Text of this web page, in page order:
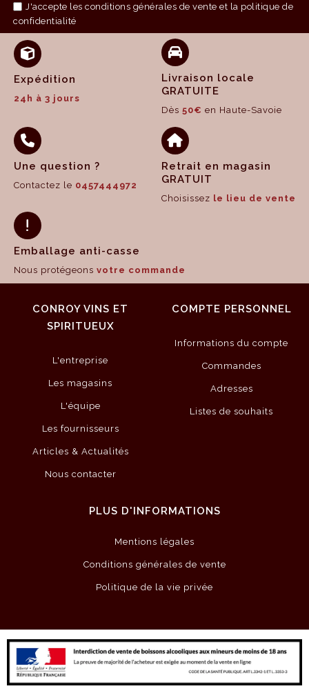
J'accepte les conditions générales de vente et la politique de
confidentialité
Expédition
24h à 3 jours
Livraison locale
GRATUITE
Dès 50€ en Haute-Savoie
Une question ?
Contactez le 0457444972
Retrait en magasin
GRATUIT
Choisissez le lieu de vente
Emballage anti-casse
Nous protégeons votre commande
CONROY VINS ET
SPIRITUEUX
L'entreprise
Les magasins
L'équipe
Les fournisseurs
Articles & Actualités
Nous contacter
COMPTE PERSONNEL
Informations du compte
Commandes
Adresses
Listes de souhaits
PLUS D'INFORMATIONS
Mentions légales
Conditions générales de vente
Politique de la vie privée